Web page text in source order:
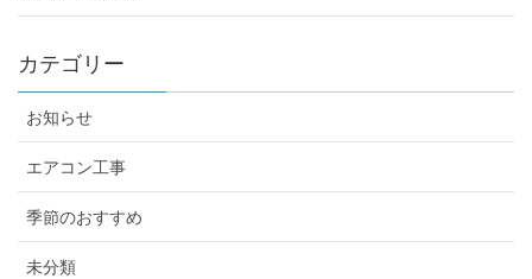
カテゴリー
お知らせ
エアコン工事
季節のおすすめ
未分類